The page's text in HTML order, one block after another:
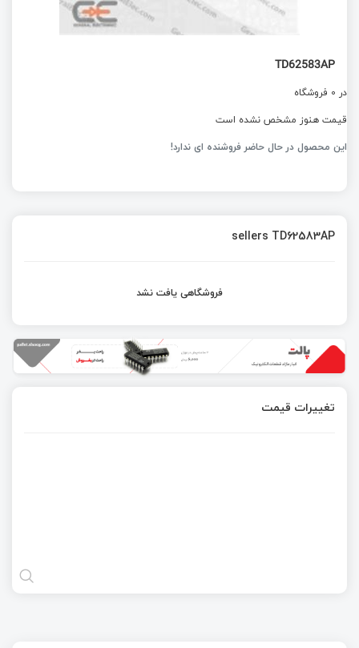
TD62583AP
در 0 فروشگاه
قیمت هنوز مشخص نشده است
این محصول در حال حاضر فروشنده ای ندارد!
sellers TD62583AP
فروشگاهی یافت نشد
تغییرات قیمت